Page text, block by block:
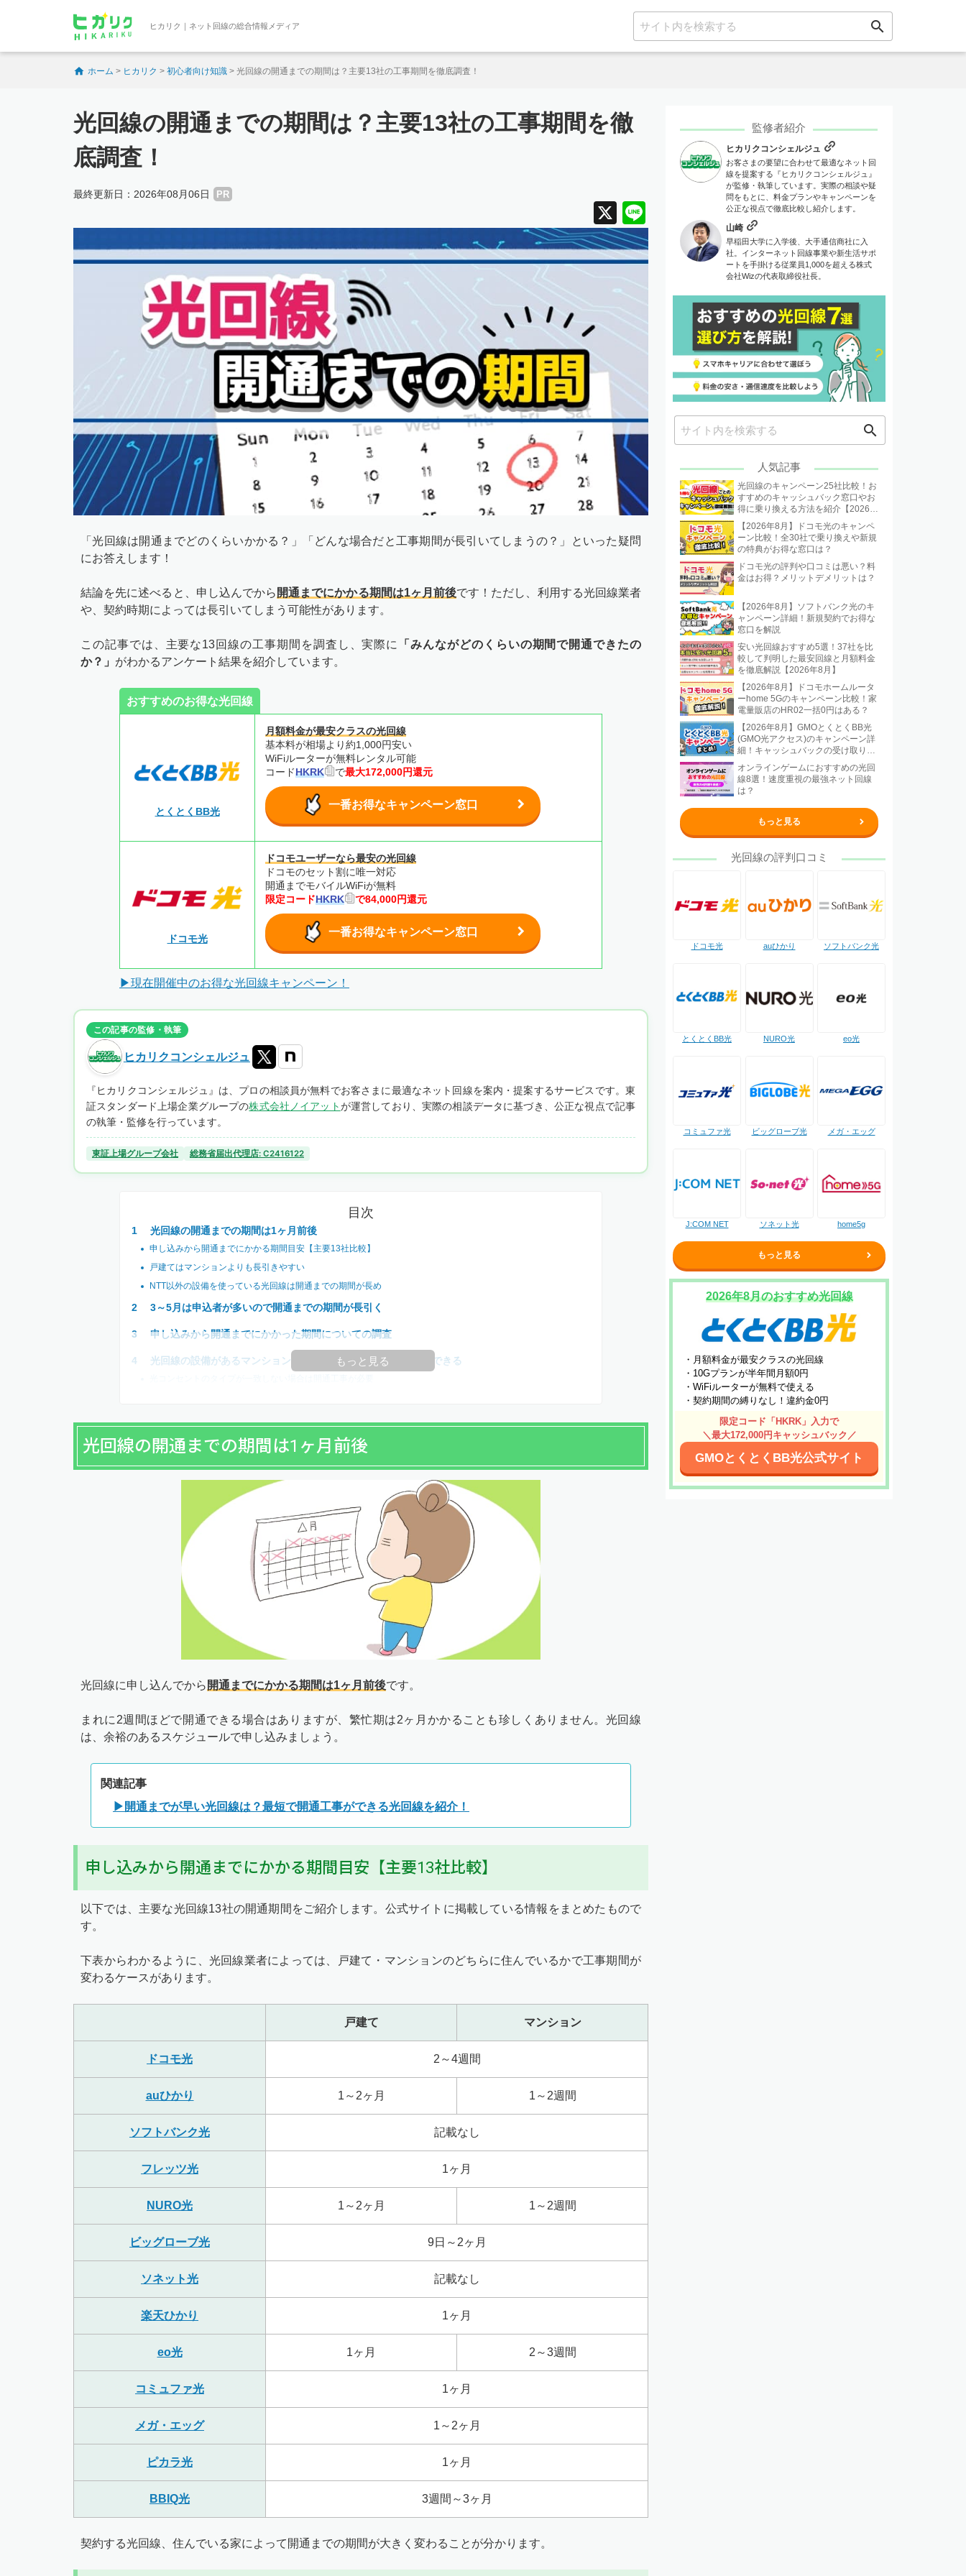
ヒカリク｜ネット回線の総合情報メディア search
ホーム > ヒカリク > 初心者向け知識 > 光回線の開通までの期間は？主要13社の工事期間を徹底調査！
光回線の開通までの期間は？主要13社の工事期間を徹
底調査！
最終更新日：2026年08月06日 PR
X
「光回線は開通までどのくらいかかる？」「どんな場合だと工事期間が長引いてしまうの？」といった疑問
にお答えします！
結論を先に述べると、申し込んでから 開通までにかかる期間は1ヶ月前後です！ただし、利用する光回線業者
や、契約時期によっては長引いてしまう可能性があります。
この記事では、主要な13回線の工事期間を調査し、実際に
「みんながどのくらいの期間で開通できたの
か？」 がわかるアンケート結果を紹介しています。
おすすめのお得な光回線
とくとくBB光
月額料金が最安クラスの光回線
基本料が相場より約1,000円安い
WiFiルーターが無料レンタル可能
コードHKRK で最大172,000円還元
一番お得なキャンペーン窓口
ドコモ光
ドコモユーザーなら最安の光回線
ドコモのセット割に唯一対応
開通までモバイルWiFiが無料
限定コードHKRK で84,000円還元
一番お得なキャンペーン窓口
▶現在開催中のお得な光回線キャンペーン！
この記事の監修・執筆
ヒカリクコンシェルジュ
『ヒカリクコンシェルジュ』は、プロの相談員が無料でお客さまに最適なネット回線を案内・提案するサービスです。東
証スタンダード上場企業グループの株式会社ノイアットが運営しており、実際の相談データに基づき、公正な視点で記事
の執筆・監修を行っています。
東証上場グループ会社 総務省届出代理店: C2416122
目次
光回線の開通までの期間は1ヶ月前後
申し込みから開通までにかかる期間目安【主要13社比較】
戸建てはマンションよりも長引きやすい
NTT以外の設備を使っている光回線は開通までの期間が長め
3～5月は申込者が多いので開通までの期間が長引く
申し込みから開通までにかかった期間についての調査
光回線の設備があるマンションやアパートなら工事不要で利用できる
もっと見る
光回線の開通までの期間は1ヶ月前後
光回線に申し込んでから 開通までにかかる期間は1ヶ月前後です。
まれに2週間ほどで開通できる場合はありますが、繁忙期は2ヶ月かかることも珍しくありません。光回線
は、余裕のあるスケジュールで申し込みましょう。
関連記事
▶開通までが早い光回線は？最短で開通工事ができる光回線を紹介！
申し込みから開通までにかかる期間目安【主要13社比較】
以下では、主要な光回線13社の開通期間をご紹介します。公式サイトに掲載している情報をまとめたもので
す。
下表からわかるように、光回線業者によっては、戸建て・マンションのどちらに住んでいるかで工事期間が
変わるケースがあります。
戸建て マンション
ドコモ光 2～4週間
auひかり 1～2ヶ月 1～2週間
ソフトバンク光 記載なし
フレッツ光 1ヶ月
NURO光 1～2ヶ月 1～2週間
ビッグローブ光 9日～2ヶ月
ソネット光 記載なし
楽天ひかり 1ヶ月
eo光 1ヶ月 2～3週間
コミュファ光 1ヶ月
メガ・エッグ 1～2ヶ月
ピカラ光 1ヶ月
BBIQ光 3週間～3ヶ月
契約する光回線、住んでいる家によって開通までの期間が大きく変わることが分かります。
監修者紹介
ヒカリクコンシェルジュ
お客さまの要望に合わせて最適なネット回
線を提案する『ヒカリクコンシェルジュ』
が監修・執筆しています。実際の相談や疑
問をもとに、料金プランやキャンペーンを
公正な視点で徹底比較し紹介します。
山崎
早稲田大学に入学後、大手通信商社に入
社。インターネット回線事業や新生活サポ
ートを手掛ける従業員1,000を超える株式
会社Wizの代表取締役社長。
search
人気記事
光回線のキャンペーン25社比較！お
すすめのキャッシュバック窓口やお
得に乗り換える方法を紹介【2026年
8月】
【2026年8月】ドコモ光のキャンペ
ーン比較！全30社で乗り換えや新規
の特典がお得な窓口は？
ドコモ光の評判や口コミは悪い？料
金はお得？メリットデメリットは？
【2026年8月】ソフトバンク光のキ
ャンペーン詳細！新規契約でお得な
窓口を解説
安い光回線おすすめ5選！37社を比
較して判明した最安回線と月額料金
を徹底解説【2026年8月】
【2026年8月】ドコモホームルータ
ーhome 5Gのキャンペーン比較！家
電量販店のHR02一括0円はある？
【2026年8月】GMOとくとくBB光
(GMO光アクセス)のキャンペーン詳
細！キャッシュバックの受け取り方
法も解説
オンラインゲームにおすすめの光回
線8選！速度重視の最強ネット回線
は？
もっと見る
光回線の評判口コミ
ドコモ光 auひかり ソフトバンク光
とくとくBB光 NURO光 eo光
コミュファ光 ビッグローブ光 メガ・エッグ
J:COM NET ソネット光 home5g
もっと見る
2026年8月のおすすめ光回線
・月額料金が最安クラスの光回線
・10Gプランが半年間月額0円
・WiFiルーターが無料で使える
・契約期間の縛りなし！違約金0円
限定コード「HKRK」入力で
＼最大172,000円キャッシュバック／
GMOとくとくBB光公式サイト